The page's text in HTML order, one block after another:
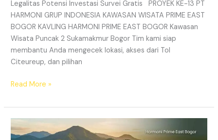
Legalitas Potensi Investasi Survei Gratis PROYEK KE-13 PT
HARMONI GRUP INDONESIA KAWASAN WISATA PRIME EAST
BOGOR KAVLING HARMONI PRIME EAST BOGOR Kawasan
Wisata Puncak 2 Sukamakmur Bogor Tim kami siap
membantu Anda mengecek lokasi, akses dari Tol
Citeureup, dan pilihan
Read More »
Kavling
Puncak